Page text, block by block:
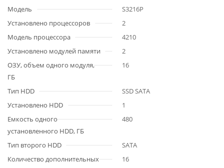
Модель
S3216P
Установлено процессоров
2
Модель процессора
4210
Установлено модулей памяти
2
ОЗУ, объем одного модуля,
ГБ
16
Тип HDD
SSD SATA
Установлено HDD
1
Емкость одного
установленного HDD, ГБ
480
Тип второго HDD
SATA
Количество дополнительных
16